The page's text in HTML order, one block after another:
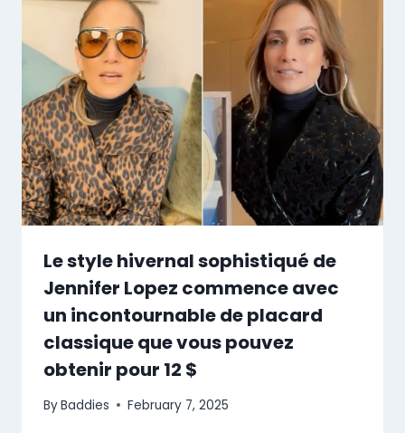
Le style hivernal sophistiqué de
Jennifer Lopez commence avec
un incontournable de placard
classique que vous pouvez
obtenir pour 12 $
ByBaddies February 7, 2025